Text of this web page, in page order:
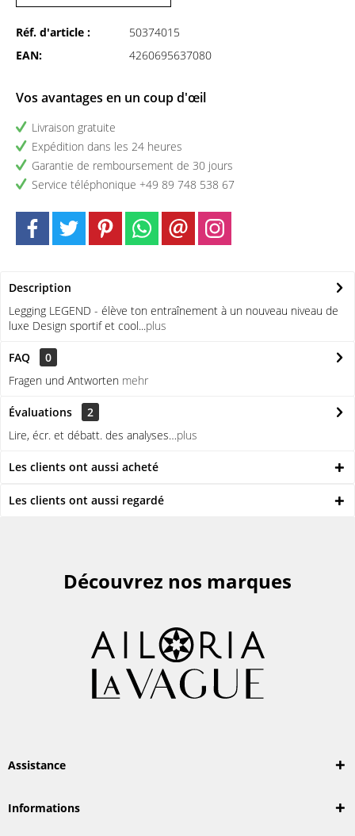
Réf. d'article :
50374015
EAN:
4260695637080
Vos avantages en un coup d'œil
Livraison gratuite
Expédition dans les 24 heures
Garantie de remboursement de 30 jours
Service téléphonique +49 89 748 538 67
Description
Legging LEGEND - élève ton entraînement à un nouveau niveau de
luxe Design sportif et cool...plus
FAQ
0
Fragen und Antworten mehr
Évaluations
2
Lire, écr. et débatt. des analyses…plus
Les clients ont aussi acheté
Les clients ont aussi regardé
Découvrez nos marques
Assistance
Informations